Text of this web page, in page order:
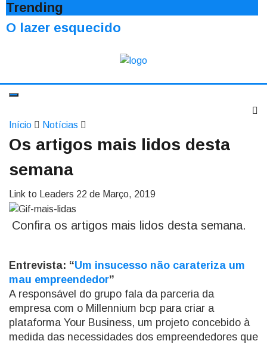
Trending
O lazer esquecido
Início Notícias
Os artigos mais lidos desta
semana
Link to Leaders 22 de Março, 2019
Confira os artigos mais lidos desta semana.
Entrevista: “Um insucesso não carateriza um
mau empreendedor”
A responsável do grupo fala da parceria da
empresa com o Millennium bcp para criar a
plataforma Your Business, um projeto concebido à
medida das necessidades dos empreendedores que